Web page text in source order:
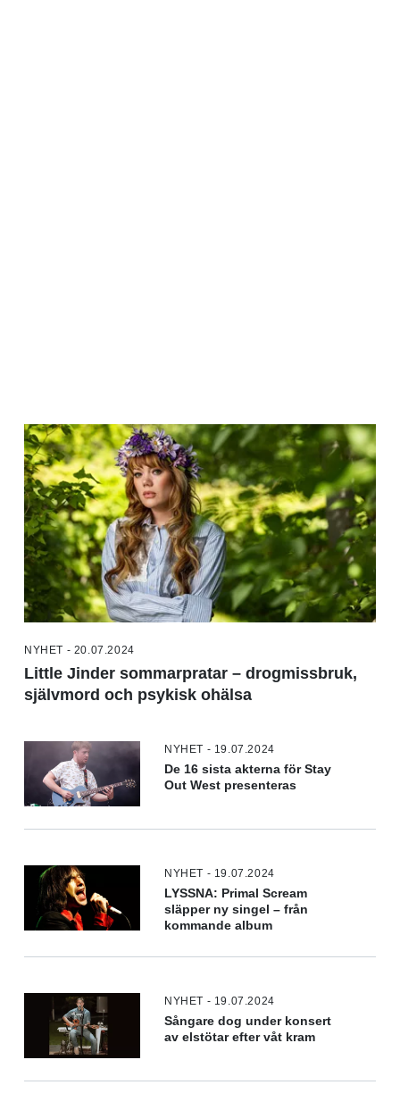
NYHET - 20.07.2024
Little Jinder sommarpratar – drogmissbruk,
självmord och psykisk ohälsa
NYHET - 19.07.2024
De 16 sista akterna för Stay
Out West presenteras
NYHET - 19.07.2024
LYSSNA: Primal Scream
släpper ny singel – från
kommande album
NYHET - 19.07.2024
Sångare dog under konsert
av elstötar efter våt kram